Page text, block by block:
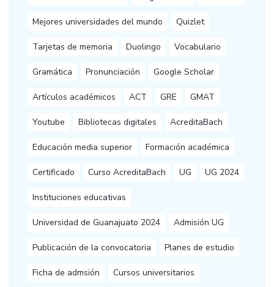
Mejores universidades del mundo Quizlet
Tarjetas de memoria Duolingo Vocabulario
Gramática Pronunciación Google Scholar
Artículos académicos ACT GRE GMAT
Youtube Bibliotecas digitales AcreditaBach
Educación media superior Formación académica
Certificado Curso AcreditaBach UG UG 2024
Instituciones educativas
Universidad de Guanajuato 2024 Admisión UG
Publicación de la convocatoria Planes de estudio
Ficha de admsión Cursos universitarios